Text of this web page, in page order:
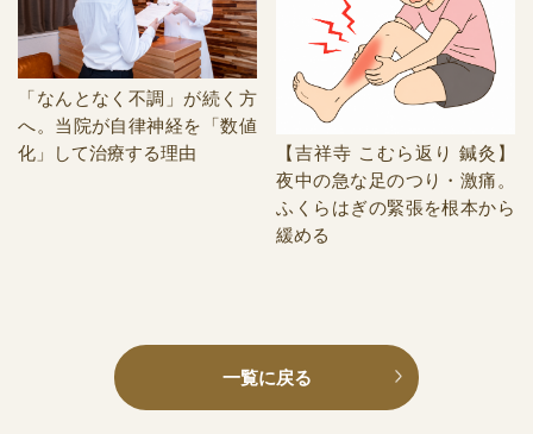
「なんとなく不調」が続く方
へ。当院が自律神経を「数値
化」して治療する理由
【吉祥寺 こむら返り 鍼灸】
夜中の急な足のつり・激痛。
ふくらはぎの緊張を根本から
緩める
一覧に戻る